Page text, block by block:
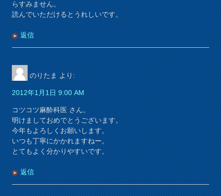
らすみません。
読んでいただけるとうれしいです。
返信
のりたま より:
2012年1月1日 9:00 AM
コツコツ麻酔科医 さん。
明けましておめでとうございます。
今年もよろしくお願いします。
いつも丁寧にかかれますねー。
とてもよく分かりやすいです。
返信